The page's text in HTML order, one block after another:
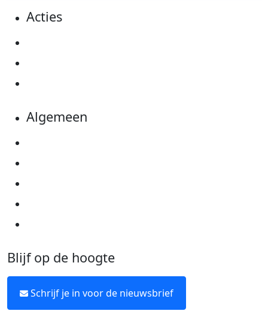
Acties
Algemeen
Blijf op de hoogte
Schrijf je in voor de nieuwsbrief